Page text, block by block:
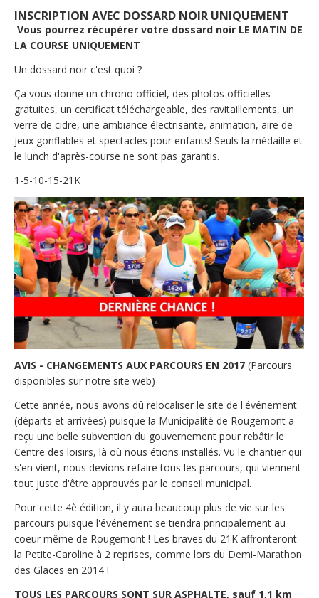
INSCRIPTION AVEC DOSSARD NOIR UNIQUEMENT
LA COURSE UNIQUEMENT
Un dossard noir c'est quoi ?
Ça vous donne un chrono officiel, des photos officielles
gratuites, un certificat téléchargeable, des ravitaillements, un
verre de cidre, une ambiance électrisante, animation, aire de
jeux gonflables et spectacles pour enfants! Seuls la médaille et
le lunch d'après-course ne sont pas garantis.
1-5-10-15-21K
AVIS - CHANGEMENTS AUX PARCOURS EN 2017 (Parcours
disponibles sur notre site web)
Cette année, nous avons dû relocaliser le site de l'événement
(départs et arrivées) puisque la Municipalité de Rougemont a
reçu une belle subvention du gouvernement pour rebâtir le
Centre des loisirs, là où nous étions installés. Vu le chantier qui
s'en vient, nous devions refaire tous les parcours, qui viennent
tout juste d'être approuvés par le conseil municipal.
Pour cette 4è édition, il y aura beaucoup plus de vie sur les
parcours puisque l'événement se tiendra principalement au
coeur même de Rougemont ! Les braves du 21K affronteront
la Petite-Caroline à 2 reprises, comme lors du Demi-Marathon
des Glaces en 2014 !
TOUS LES PARCOURS SONT SUR ASPHALTE, sauf 1,1 km